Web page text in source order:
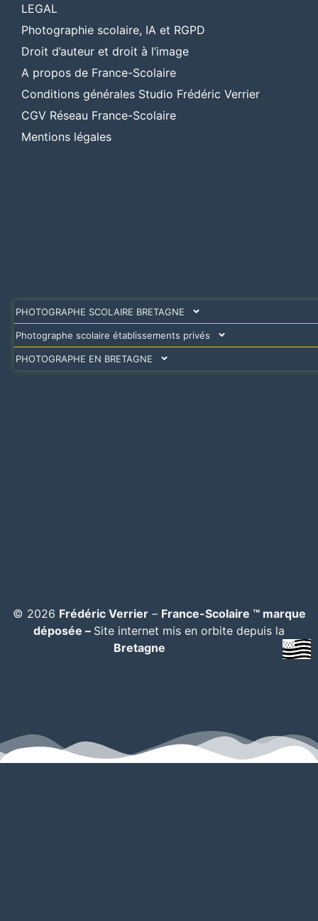
LEGAL
Photographie scolaire, IA et RGPD
Droit d’auteur et droit à l’image
A propos de France-Scolaire
Conditions générales Studio Frédéric Verrier
CGV Réseau France-Scolaire
Mentions légales
PHOTOGRAPHE SCOLAIRE BRETAGNE
Photographe scolaire établissements privés
PHOTOGRAPHE EN BRETAGNE
© 2026 Frédéric Verrier– France-Scolaire ™ marque
déposée – Site internet mis en orbite depuis la
Bretagne